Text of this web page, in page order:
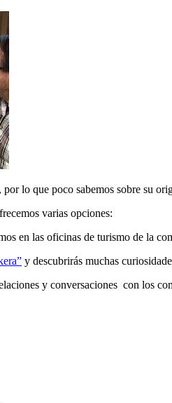
lo que poco sabemos sobre su
varias opciones:
en las oficinas de turismo de la
” y descubrirás muchas
y conversaciones con los